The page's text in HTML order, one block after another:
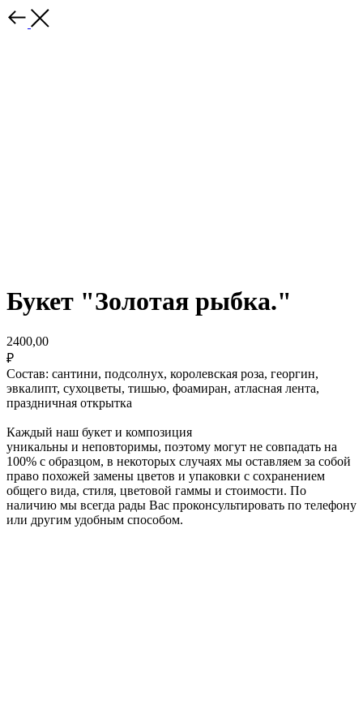
Букет "Золотая рыбка."
2400,00
₽
Состав: сантини, подсолнух, королевская роза, георгин,
эвкалипт, сухоцветы, тишью, фоамиран, атласная лента,
праздничная открытка
Каждый наш букет и композиция
уникальны и неповторимы, поэтому могут не совпадать на
100% с образцом, в некоторых случаях мы оставляем за собой
право похожей замены цветов и упаковки с сохранением
общего вида, стиля, цветовой гаммы и стоимости. По
наличию мы всегда рады Вас проконсультировать по телефону
или другим удобным способом.